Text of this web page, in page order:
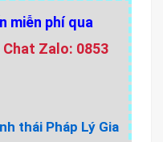
miễn phí qua
Chat Zalo: 0853
thái Pháp Lý Gia